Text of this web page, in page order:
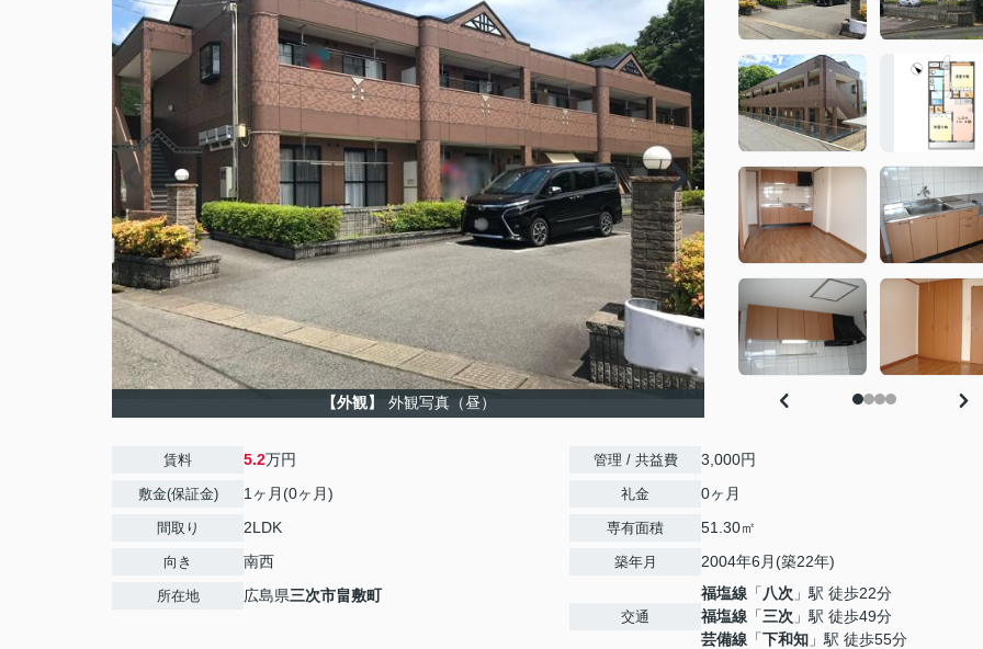
【外観】 外観写真（昼）
賃料 5.2万円
敷金(保証金) 1ヶ月(0ヶ月)
間取り 2LDK
向き 南西
所在地 広島県三次市畠敷町
管理 / 共益費 3,000円
礼金 0ヶ月
専有面積 51.30㎡
築年月 2004年6月(築22年)
交通
福塩線 「 八次 」駅 徒歩22分
福塩線 「三次 」駅 徒歩49分
芸備線 「下和知 」駅 徒歩55分